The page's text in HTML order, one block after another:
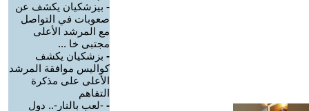
- بيزشكيان يكشف عن
صعوبات في التواصل
مع المرشد الأعلى
مجتبى خا ...
- بزشكيان يكشف
كواليس موافقة المرشد
الأعلى على مذكرة
التفاهم
- -لعب بالنار-.. دول